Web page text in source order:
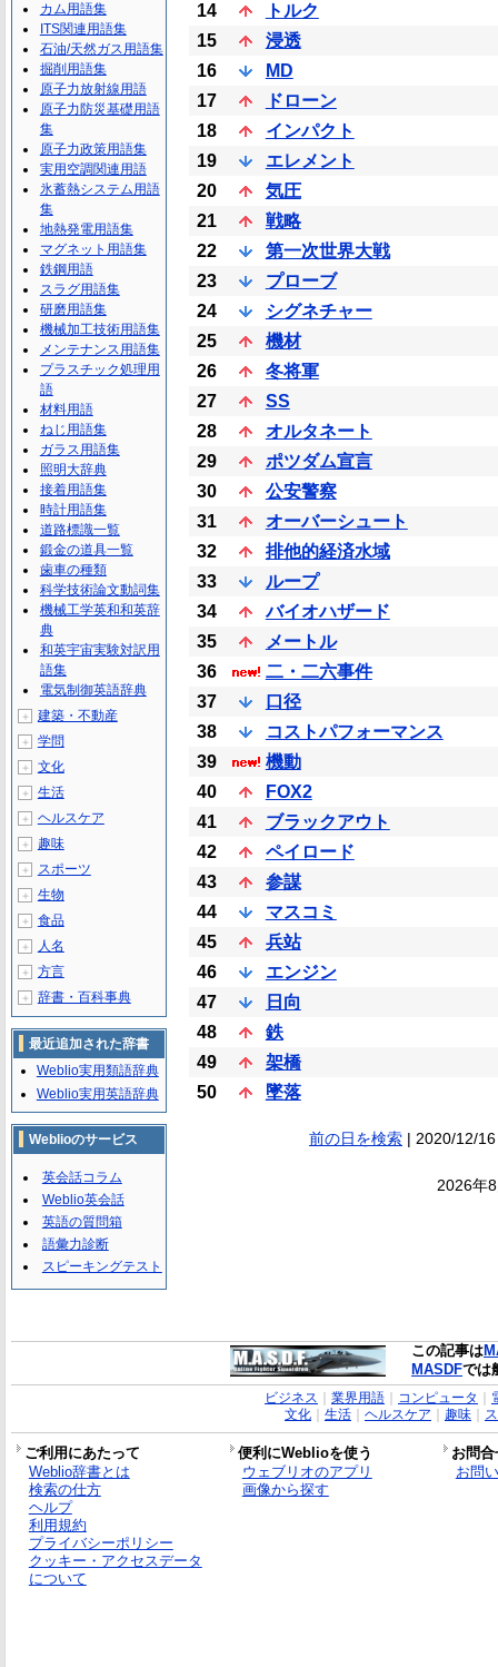
14
トルク
15
浸透
16
MD
17
ドローン
18
インパクト
19
エレメント
20
気圧
21
戦略
22
第一次世界大戦
23
プローブ
24
シグネチャー
25
機材
26
冬将軍
27
SS
28
オルタネート
29
ポツダム宣言
30
公安警察
31
オーバーシュート
32
排他的経済水域
33
ループ
34
バイオハザード
35
メートル
36
二・二六事件
37
口径
38
コストパフォーマンス
39
機動
40
FOX2
41
ブラックアウト
42
ペイロード
43
参謀
44
マスコミ
45
兵站
46
エンジン
47
日向
48
鉄
49
架橋
50
墜落
前の日を検索| 2020/12/
2026年
カム用語集
ITS関連用語集
石油/天然ガス用語集
掘削用語集
原子力放射線用語
原子力防災基礎用語
集
原子力政策用語集
実用空調関連用語
氷蓄熱システム用語
集
地熱発電用語集
マグネット用語集
鉄鋼用語
スラグ用語集
研磨用語集
機械加工技術用語集
メンテナンス用語集
プラスチック処理用
語
材料用語
ねじ用語集
ガラス用語集
照明大辞典
接着用語集
時計用語集
道路標識一覧
鍛金の道具一覧
歯車の種類
科学技術論文動詞集
機械工学英和和英辞
典
和英宇宙実験対訳用
語集
電気制御英語辞典
＋ 建築・不動産
＋ 学問
＋ 文化
＋ 生活
＋ ヘルスケア
＋ 趣味
＋ スポーツ
＋ 生物
＋ 食品
＋ 人名
＋ 方言
＋ 辞書・百科事典
最近追加された辞書
Weblio実用類語辞典
Weblio実用英語辞典
Weblioのサービス
英会話コラム
Weblio英会話
英語の質問箱
語彙力診断
スピーキングテスト
この記事は
MASDFでは
ビジネス 業界用語｜ コンピュータ
文化｜ 生活｜ ヘルスケア 趣味｜
ご利用にあたって 便利にWeblioを使う
お問
Weblio辞書とは
検索の仕方
ヘルプ
利用規約
プライバシーポリシー
クッキー・アクセスデータ
について
ウェブリオのアプリ
画像から探す
お問